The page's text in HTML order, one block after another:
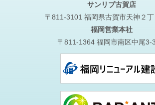
サンリブ古賀店
〒811-3101 福岡県古賀市天神２丁
福岡営業本社
〒811-1364 福岡市南区中尾3-